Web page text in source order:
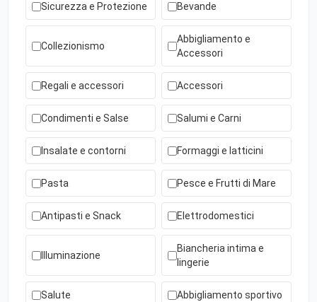
Sicurezza e Protezione Bevande
Collezionismo
Abbigliamento e
Accessori
Regali e accessori Accessori
Condimenti e Salse Salumi e Carni
Insalate e contorni Formaggi e latticini
Pasta Pesce e Frutti di Mare
Antipasti e Snack Elettrodomestici
Illuminazione
Biancheria intima e
lingerie
Salute Abbigliamento sportivo